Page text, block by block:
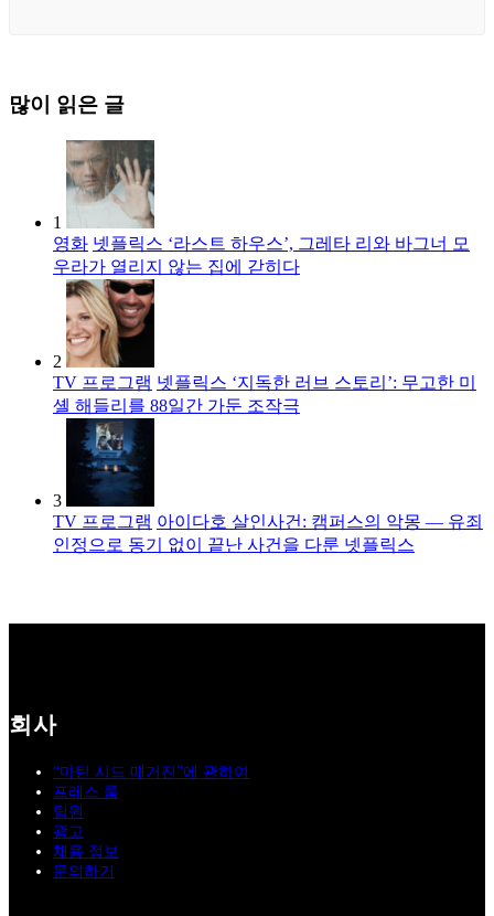
많이 읽은 글
1
영화 넷플릭스 ‘라스트 하우스’, 그레타 리와 바그너 모
우라가 열리지 않는 집에 갇히다
2
TV 프로그램 넷플릭스 ‘지독한 러브 스토리’: 무고한 미
셸 해들리를 88일간 가둔 조작극
3
TV 프로그램 아이다호 살인사건: 캠퍼스의 악몽 — 유죄
인정으로 동기 없이 끝난 사건을 다룬 넷플릭스
회사
“마틴 시드 매거진”에 관하여
프레스 룸
팀원
광고
채용 정보
문의하기